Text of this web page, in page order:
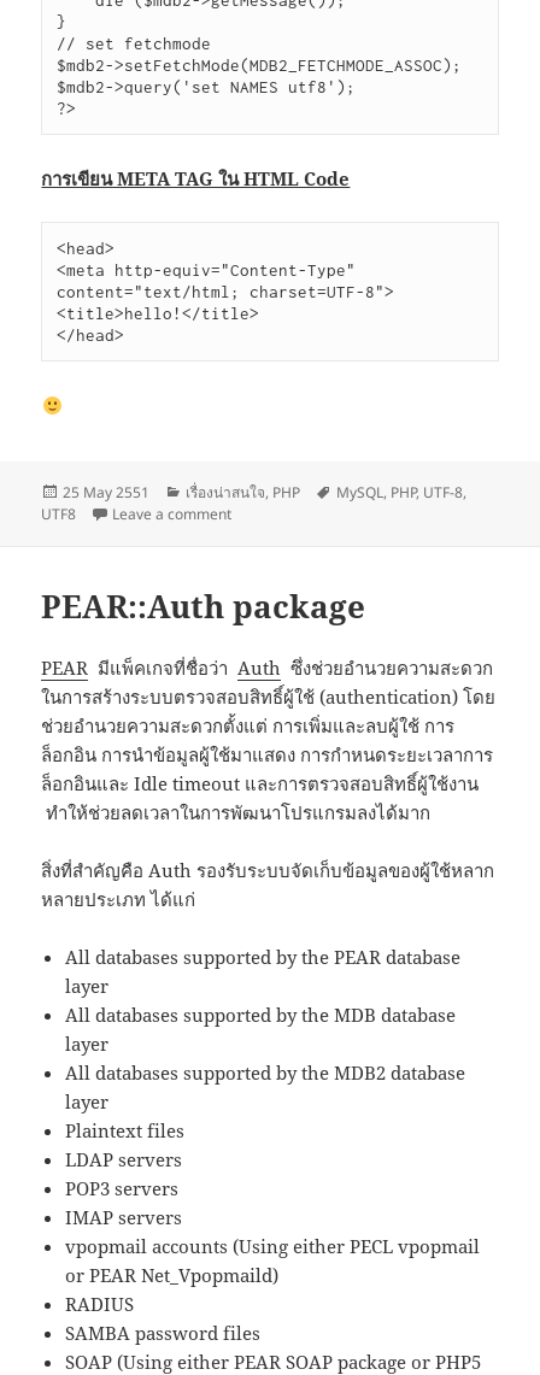
}
// set fetchmode
$mdb2->setFetchMode(MDB2_FETCHMODE_ASSOC);
$mdb2->query('set NAMES utf8');
?>
การเขียน META TAG ใน HTML Code
<head>
<meta http-equiv="Content-Type"
content="text/html; charset=UTF-8">
<title>hello!</title>
</head>
Posted
on
25 May 2551 Categories
เรื่องน่าสนใจ, PHP Tags
MySQL, PHP, UTF-8,
UTF8
Leave a commenton ภาษาไทยกับ PHP และ MySQL
PEAR::Auth package
PEAR มีแพ็คเกจที่ชื่อว่า Auth ซึ่งช่วยอำนวยความสะดวก
ในการสร้างระบบตรวจสอบสิทธิ์ผู้ใช้ (authentication) โดย
ช่วยอำนวยความสะดวกตั้งแต่ การเพิ่มและลบผู้ใช้ การ
ล็อกอิน การนำข้อมูลผู้ใช้มาแสดง การกำหนดระยะเวลาการ
ล็อกอินและ Idle timeout และการตรวจสอบสิทธิ์ผู้ใช้งาน
ทำให้ช่วยลดเวลาในการพัฒนาโปรแกรมลงได้มาก
สิ่งที่สำคัญคือ Auth รองรับระบบจัดเก็บข้อมูลของผู้ใช้หลาก
หลายประเภท ได้แก่
All databases supported by the PEAR database
layer
All databases supported by the MDB database
layer
All databases supported by the MDB2 database
layer
Plaintext files
LDAP servers
POP3 servers
IMAP servers
vpopmail accounts (Using either PECL vpopmail
or PEAR Net_Vpopmaild)
RADIUS
SAMBA password files
SOAP (Using either PEAR SOAP package or PHP5